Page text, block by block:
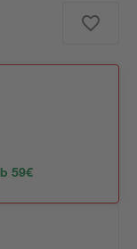
59€